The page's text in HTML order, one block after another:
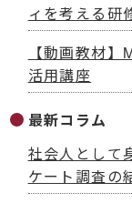
ィを考える研
【動画教材
活用講座
最新コラム
社会人として
ケート調査の